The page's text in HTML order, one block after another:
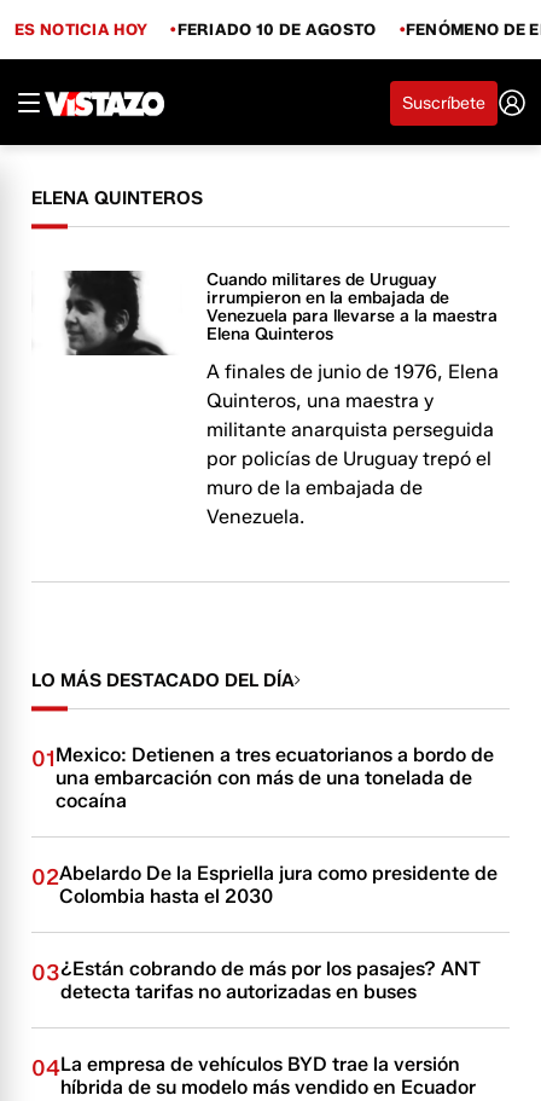
ES NOTICIA HOY FERIADO 10 DE AGOSTO FENÓMENO DE
Suscríbete
ELENA QUINTEROS
Cuando militares de Uruguay
irrumpieron en la embajada de
Venezuela para llevarse a la maestra
Elena Quinteros
A finales de junio de 1976, Elena
Quinteros, una maestra y
militante anarquista perseguida
por policías de Uruguay trepó el
muro de la embajada de
Venezuela.
LO MÁS DESTACADO DEL DÍA
01Mexico: Detienen a tres ecuatorianos a bordo de
una embarcación con más de una tonelada de
cocaína
02Abelardo De la Espriella jura como presidente de
Colombia hasta el 2030
03¿Están cobrando de más por los pasajes? ANT
detecta tarifas no autorizadas en buses
04La empresa de vehículos BYD trae la versión
híbrida de su modelo más vendido en Ecuador